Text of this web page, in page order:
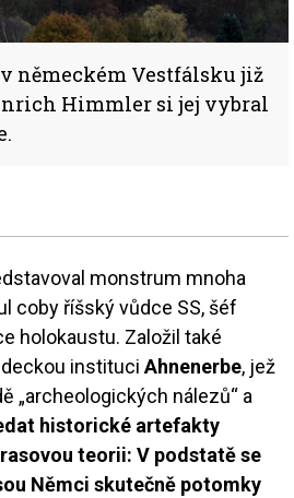
německém Vestfálsku již
Himmler si jej vybral
monstrum mnoha
coby říšský vůdce SS, šéf
holokaustu. Založil také
instituci Ahnenerbe, jež
„archeologických nálezů“ a
historické artefakty
teorii: V podstatě se
Němci skutečně potomky